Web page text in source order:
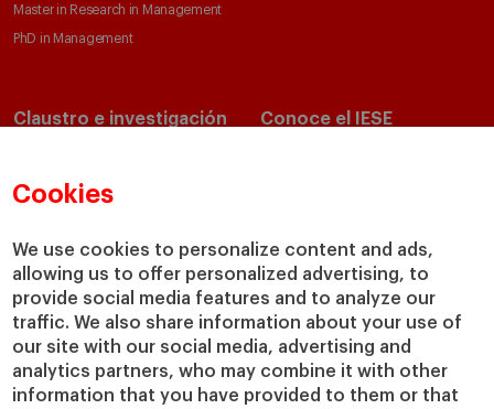
Cookies
We use cookies to personalize content and ads,
allowing us to offer personalized advertising, to
provide social media features and to analyze our
traffic. We also share information about your use of
our site with our social media, advertising and
analytics partners, who may combine it with other
information that you have provided to them or that
Master in Research in Management
PhD in Management
Claustro e investigación
Departamentos académicos
Cátedras
IESE Insight
IESE Publishing
Conoce el IESE
Nuestro impacto
Colabora con el IESE
Servicios
Biblioteca
Canal de Compliance